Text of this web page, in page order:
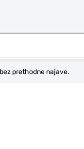
prethodne najave.